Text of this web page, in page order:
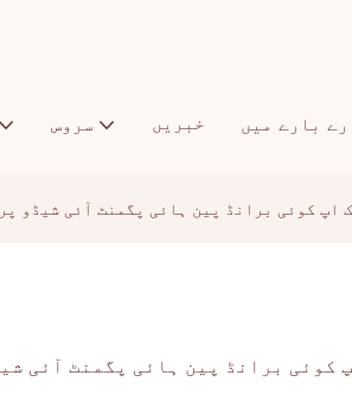
سروس خبریں بارے میں
اپ کوئی برانڈ پین ہائی پگمنٹ آئی شیڈو
اپ کوئی برانڈ پین ہائی پگمنٹ آئی